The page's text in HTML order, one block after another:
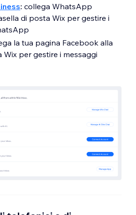
: collega WhatsApp
di posta Wix per gestire i
la tua pagina Facebook alla
Wix per gestire i messaggi